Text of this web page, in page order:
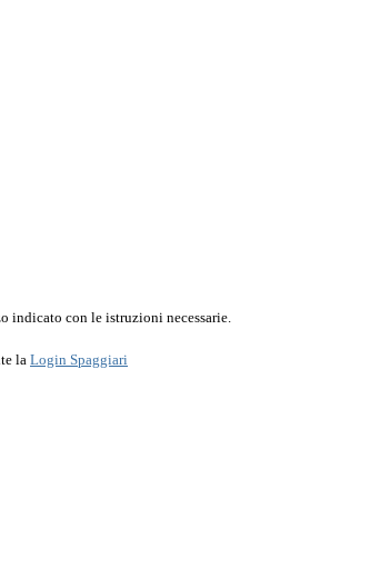
indicato con le istruzioni necessarie.
la Login Spaggiari